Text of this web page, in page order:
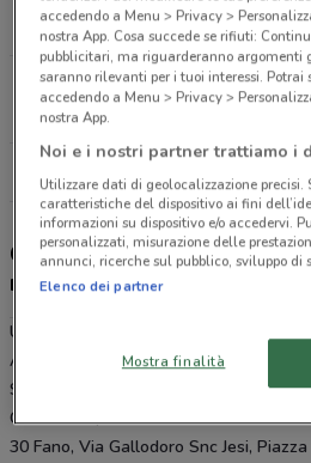
15.8 km
CHIUSO
Via Flaminia, 415
19 km
Gli sconti del nuovo
negozi
Unieuro è presente in vari punti della
Abbagnano 7 Senigallia, Str. Della
Senigallia, Via Corinaldese 4 Corinaldo,
Chiaravalle, Via Flaminia 415
30 Fano, Via Gallodoro Snc Jesi,
accedendo a Menu > Privacy >
nostra App. Cosa succede se rifiuti:
pubblicitari, ma riguarderanno argomenti
saranno rilevanti per i tuoi interessi. Potrai
accedendo a Menu > Privacy >
nostra App.
Noi e i nostri partner trattiamo i
Utilizzare dati di geolocalizzazione
caratteristiche del dispositivo ai fini
informazioni su dispositivo e/o accedervi.
personalizzati, misurazione delle
annunci, ricerche sul pubblico, sviluppo di
Elenco dei partner
Mostra finalità